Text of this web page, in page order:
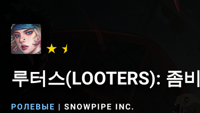
루터스(LOOTERS): 좀
РОЛЕВЫЕ | SNOWPIPE INC.